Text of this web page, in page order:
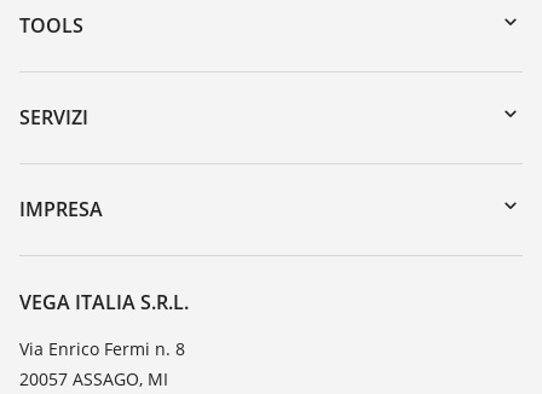
TOOLS
Downloads
Ricerca numero di serie
DTM Collection/PACTware
SERVIZI
Reso apparecchio
Seminari
Lista resistenza
TeamViewer
IMPRESA
VEGA, l'azienda
Contatto
Novità
Stampa
VEGA ITALIA S.R.L.
Via Enrico Fermi n. 8
20057 ASSAGO, MI